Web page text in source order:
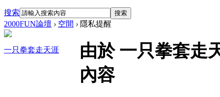
搜索 搜索
2000FUN論壇 › 空間 › 隱私提醒
一只拳套走天涯
由於 一只拳套走
內容